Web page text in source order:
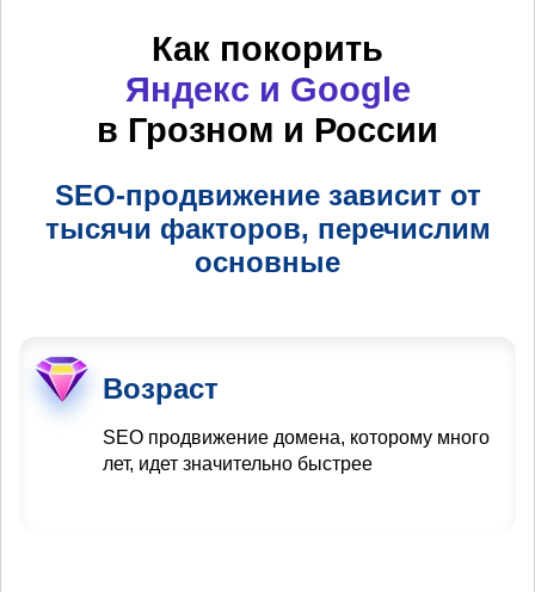
Как покорить
Яндекс и Google
в Грозном и России
SEO-продвижение зависит от
тысячи факторов, перечислим
основные
Возраст
SEO продвижение домена, которому много
лет, идет значительно быстрее